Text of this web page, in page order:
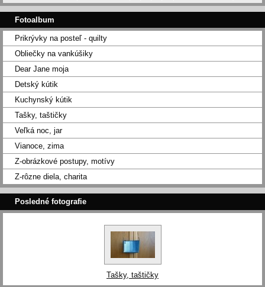
Fotoalbum
Prikrývky na posteľ - quilty
Obliečky na vankúšiky
Dear Jane moja
Detský kútik
Kuchynský kútik
Tašky, taštičky
Veľká noc, jar
Vianoce, zima
Z-obrázkové postupy, motívy
Z-rôzne diela, charita
Posledné fotografie
Tašky, taštičky